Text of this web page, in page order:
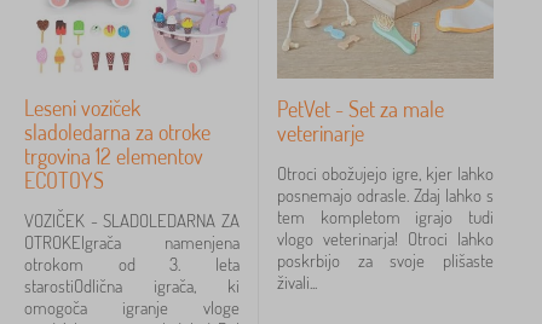
Leseni voziček
sladoledarna za otroke
trgovina 12 elementov
ECOTOYS
VOZIČEK - SLADOLEDARNA ZA
OTROKEIgrača namenjena
otrokom od 3. leta
starostiOdlična igrača, ki
omogoča igranje vloge
PetVet - Set za male
veterinarje
Otroci obožujejo igre, kjer lahko
posnemajo odrasle. Zdaj lahko s
tem kompletom igrajo tudi
vlogo veterinarja! Otroci lahko
poskrbijo za svoje plišaste
živali...